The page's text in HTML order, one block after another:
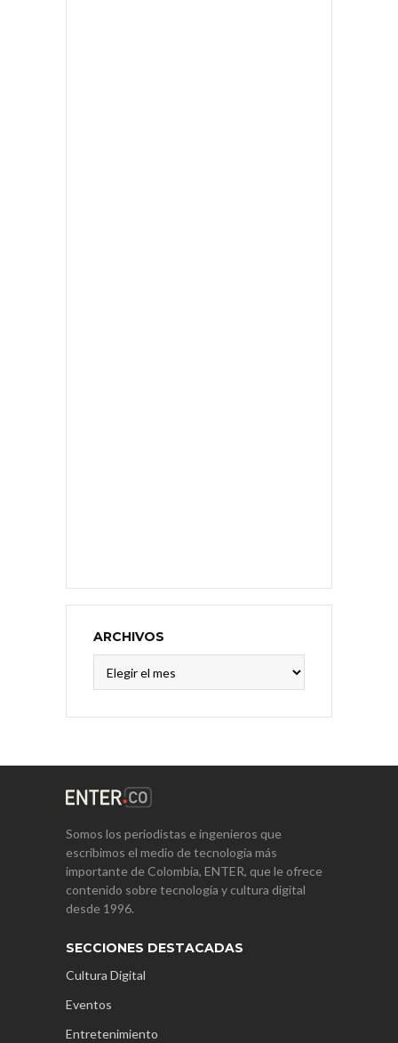
ARCHIVOS
Somos los periodistas e ingenieros que
escribimos el medio de tecnología más
importante de Colombia, ENTER, que le ofrece
contenido sobre tecnología y cultura digital
desde 1996.
SECCIONES DESTACADAS
Cultura Digital
Eventos
Entretenimiento